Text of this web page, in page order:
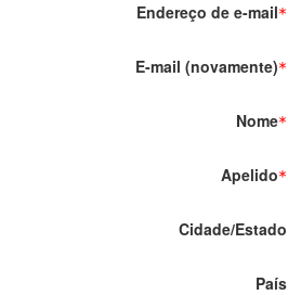
Endereço de e-mail
E-mail (novamente)
Nome
Apelido
Cidade/Estado
País